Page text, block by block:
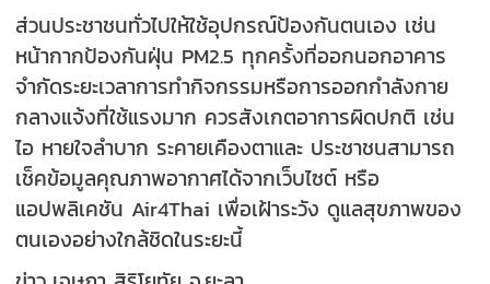
ส่วนประชาชนทั่วไปให้ใช้อุปกรณ์ป้องกันตนเอง เช่น
หน้ากากป้องกันฝุ่น PM2.5 ทุกครั้งที่ออกนอกอาคาร
จำกัดระยะเวลาการทำกิจกรรมหรือการออกกำลังกาย
กลางแจ้งที่ใช้แรงมาก ควรสังเกตอาการผิดปกติ เช่น
ไอ หายใจลำบาก ระคายเคืองตาและ ประชาชนสามารถ
เช็คข้อมูลคุณภาพอากาศได้จากเว็บไซต์ หรือ
แอปพลิเคชัน Air4Thai เพื่อเฝ้าระวัง ดูแลสุขภาพของ
ตนเองอย่างใกล้ชิดในระยะนี้